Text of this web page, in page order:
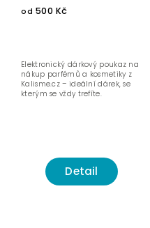
od 500 Kč
Detail
Elektronický dárkový poukaz na
nákup parfémů a kosmetiky z
Kalisme.cz – ideální dárek, se
kterým se vždy trefíte.